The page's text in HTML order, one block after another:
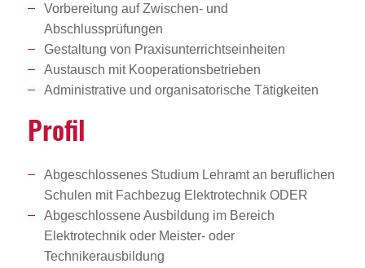
Vorbereitung auf Zwischen- und
Abschlussprüfungen
Gestaltung von Praxisunterrichtseinheiten
Austausch mit Kooperationsbetrieben
Administrative und organisatorische Tätigkeiten
Profil
Abgeschlossenes Studium Lehramt an beruflichen
Schulen mit Fachbezug Elektrotechnik ODER
Abgeschlossene Ausbildung im Bereich
Elektrotechnik oder Meister- oder
Technikerausbildung